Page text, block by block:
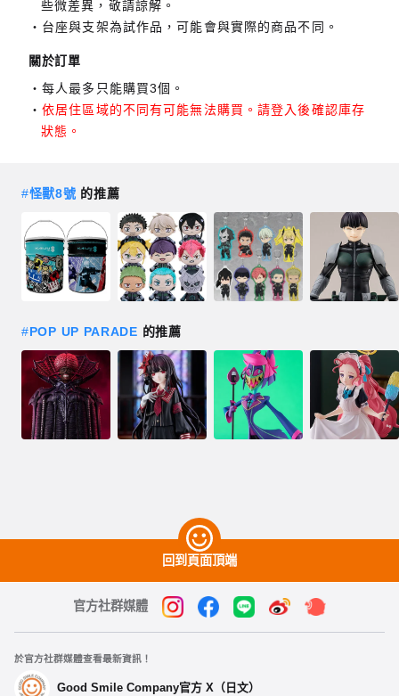
些微差異，敬請諒解。
台座與支架為試作品，可能會與實際的商品不同。
關於訂單
每人最多只能購買3個。
依居住區域的不同有可能無法購買。請登入後確認庫存
狀態。
#怪獸8號 的推薦
#POP UP PARADE 的推薦
回到頁面頂端
官方社群媒體
於官方社群媒體查看最新資訊！
Good Smile Company官方 X（日文）